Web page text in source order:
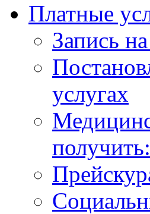
Платные
Запись
услугах
получить: